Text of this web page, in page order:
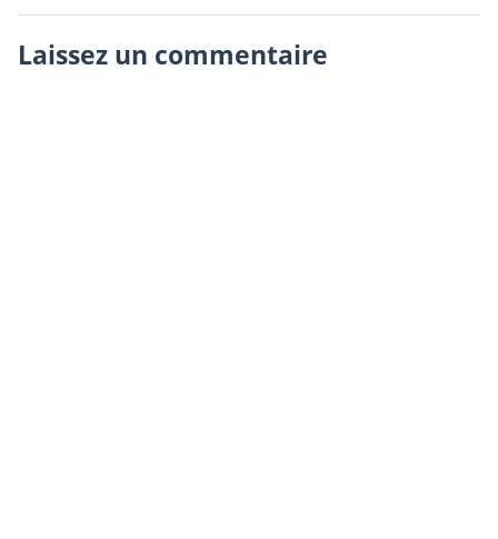
Laissez un commentaire